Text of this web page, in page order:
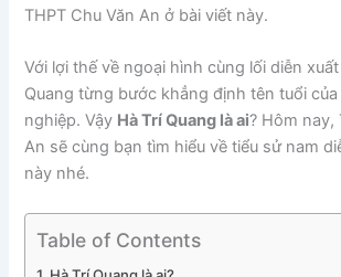
THPT Chu Văn An ở bài viết này.
Với lợi thế về ngoại hình cùng lối diễn
Quang từng bước khẳng định tên tuổi
nghiệp. Vậy Hà Trí Quang là ai? Hôm nay,
An sẽ cùng bạn tìm hiểu về tiểu sử nam
này nhé.
Table of Contents